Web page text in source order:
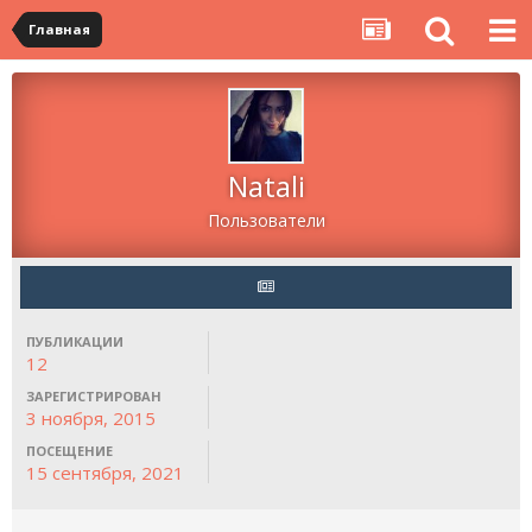
Главная
Natali
Пользователи
ПУБЛИКАЦИИ
12
ЗАРЕГИСТРИРОВАН
3 ноября, 2015
ПОСЕЩЕНИЕ
15 сентября, 2021